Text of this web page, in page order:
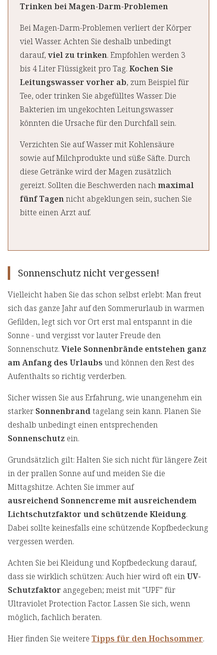
Trinken bei Magen-Darm-Problemen
Bei Magen-Darm-Problemen verliert der Körper
viel Wasser. Achten Sie deshalb unbedingt
darauf, viel zu trinken. Empfohlen werden 3
bis 4 Liter Flüssigkeit pro Tag. Kochen Sie
Leitungswasser vorher ab, zum Beispiel für
Tee, oder trinken Sie abgefülltes Wasser. Die
Bakterien im ungekochten Leitungswasser
könnten die Ursache für den Durchfall sein.
Verzichten Sie auf Wasser mit Kohlensäure
sowie auf Milchprodukte und süße Säfte. Durch
diese Getränke wird der Magen zusätzlich
gereizt. Sollten die Beschwerden nachmaximal
fünf Tagennicht abgeklungen sein, suchen Sie
bitte einen Arzt auf.
Sonnenschutz nicht vergessen!
Vielleicht haben Sie das schon selbst erlebt: Man freut
sich das ganze Jahr auf den Sommerurlaub in warmen
Gefilden, legt sich vor Ort erst mal entspannt in die
Sonne - und vergisst vor lauter Freude den
Sonnenschutz. Viele Sonnenbrände entstehen ganz
am Anfang des Urlaubs und können den Rest des
Aufenthalts so richtig verderben.
Sicher wissen Sie aus Erfahrung, wie unangenehm ein
starker Sonnenbrandtagelang sein kann. Planen Sie
deshalb unbedingt einen entsprechenden
Sonnenschutz ein.
Grundsätzlich gilt: Halten Sie sich nicht für längere Zeit
in der prallen Sonne auf und meiden Sie die
Mittagshitze. Achten Sie immer auf
ausreichend Sonnencreme mit ausreichendem
Lichtschutzfaktor und schützende Kleidung.
Dabei sollte keinesfalls eine schützende Kopfbedeckung
vergessen werden.
Achten Sie bei Kleidung und Kopfbedeckung darauf,
dass sie wirklich schützen: Auch hier wird oft einUV-
Schutzfaktor angegeben; meist mit "UPF" für
Ultraviolet Protection Factor. Lassen Sie sich, wenn
möglich, fachlich beraten.
Hier finden Sie weitere Tipps für den Hochsommer.